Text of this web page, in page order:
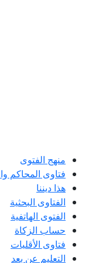
منهج الفتوى
فتاوى المحاكم
هذا ديننا
الفتاوى البحثية
الفتوى الهاتفية
حساب الزكاة
فتاوى الأقليات
التعليم عن بعد